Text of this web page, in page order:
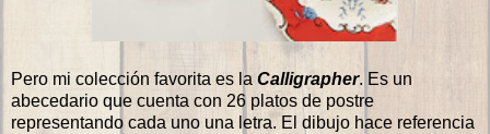
Pero mi colección favorita es la Calligrapher. Es un
abecedario que cuenta con 26 platos de postre
representando cada uno una letra. El dibujo hace referencia